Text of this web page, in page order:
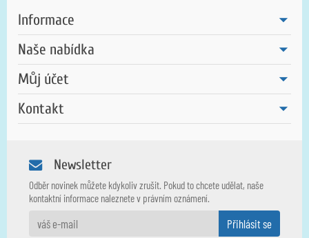
Informace
Naše nabídka
Můj účet
Kontakt
Newsletter
Odběr novinek můžete kdykoliv zrušit. Pokud to chcete udělat, naše
kontaktní informace naleznete v právním oznámení.